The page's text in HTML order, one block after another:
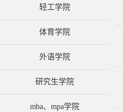
轻工学院
体育学院
外语学院
研究生学院
mba、mpa学院